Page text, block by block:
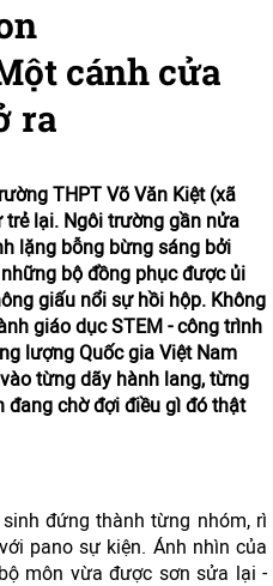
cánh cửa
ra
THPT Võ Văn Kiệt (xã
lại. Ngôi trường gần nửa
lặng bỗng bừng sáng bởi
bộ đồng phục được ủi
giấu nổi sự hồi hộp. Không
giáo dục STEM - công trình
lượng Quốc gia Việt Nam
từng dãy hành lang, từng
đang chờ đợi điều gì đó thật
đứng thành từng nhóm, rì
pano sự kiện. Ánh nhìn của
môn vừa được sơn sửa lại -